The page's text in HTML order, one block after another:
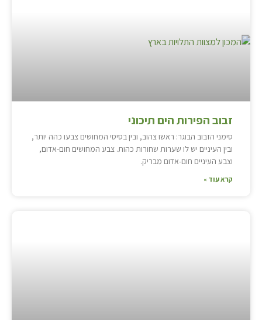
זבוב הפירות הים תיכוני
סימני הזבוב הבוגר: ראשו צהוב, ובין בסיסי המחושים צבעו כהה יותר,
ובין העיניים יש לו שערות שחורות כהות. צבע המחושים חום-אדום,
וצבע העיניים חום-אדום מבריק.
קרא עוד »